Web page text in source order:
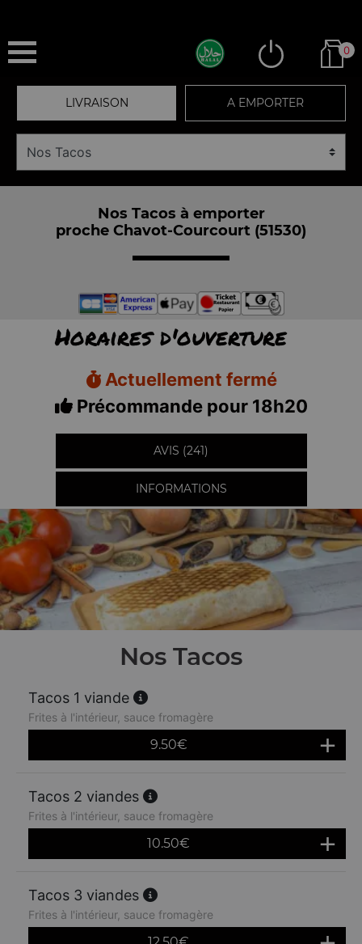
0
LIVRAISON A EMPORTER
Nos Tacos à emporter
proche Chavot-Courcourt (51530)
Horaires d'ouverture
Actuellement fermé
Précommande pour 18h20
AVIS (241)
INFORMATIONS
Nos Tacos
Tacos 1 viande
Frites à l'intérieur, sauce fromagère
9.50€
Tacos 2 viandes
Frites à l'intérieur, sauce fromagère
10.50€
Tacos 3 viandes
Frites à l'intérieur, sauce fromagère